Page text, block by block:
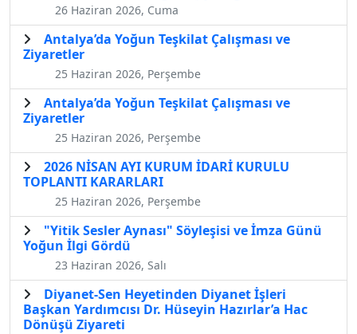
26 Haziran 2026, Cuma
Antalya’da Yoğun Teşkilat Çalışması ve
Ziyaretler
25 Haziran 2026, Perşembe
Antalya’da Yoğun Teşkilat Çalışması ve
Ziyaretler
25 Haziran 2026, Perşembe
2026 NİSAN AYI KURUM İDARİ KURULU
TOPLANTI KARARLARI
25 Haziran 2026, Perşembe
"Yitik Sesler Aynası" Söyleşisi ve İmza Günü
Yoğun İlgi Gördü
23 Haziran 2026, Salı
Diyanet-Sen Heyetinden Diyanet İşleri
Başkan Yardımcısı Dr. Hüseyin Hazırlar’a Hac
Dönüşü Ziyareti